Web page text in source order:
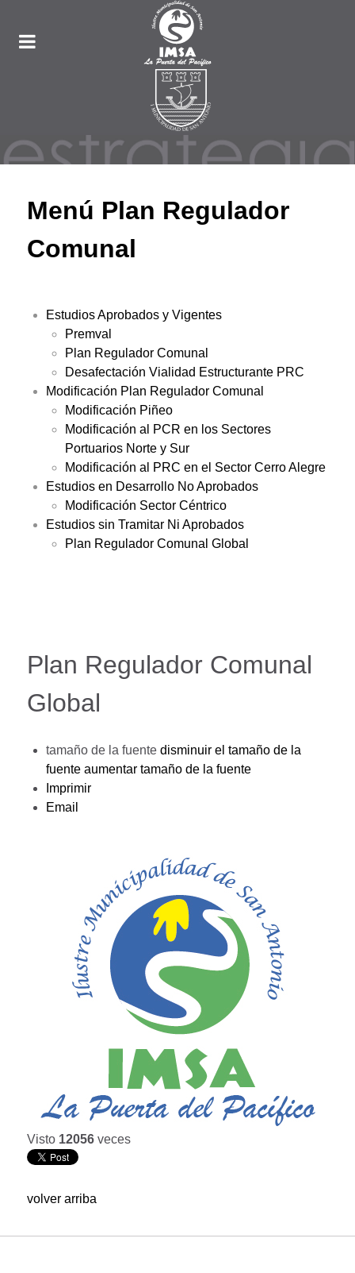
Menú Plan Regulador
Comunal
Estudios Aprobados y Vigentes
Premval
Plan Regulador Comunal
Desafectación Vialidad Estructurante PRC
Modificación Plan Regulador Comunal
Modificación Piñeo
Modificación al PCR en los Sectores
Portuarios Norte y Sur
Modificación al PRC en el Sector Cerro Alegre
Estudios en Desarrollo No Aprobados
Modificación Sector Céntrico
Estudios sin Tramitar Ni Aprobados
Plan Regulador Comunal Global
Plan Regulador Comunal
Global
tamaño de la fuente disminuir el tamaño de la
fuente aumentar tamaño de la fuente
Imprimir
Email
Visto 12056 veces
volver arriba